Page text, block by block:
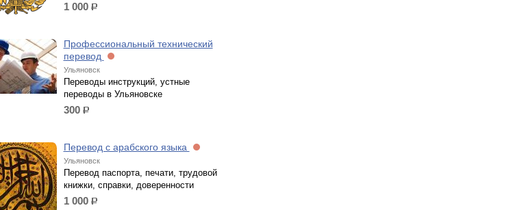
1 000 р.
Профессиональный технический
перевод
Ульяновск
Переводы инструкций, устные
переводы в Ульяновске
300 р.
Перевод с арабского языка
Ульяновск
Перевод паспорта, печати, трудовой
книжки, справки, доверенности
1 000 р.